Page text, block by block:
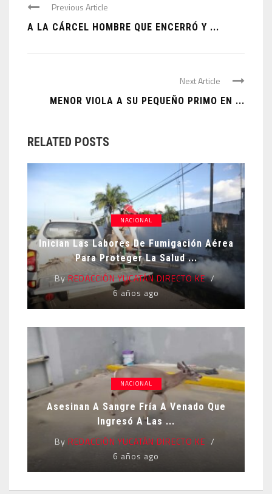
Previous Article
A LA CÁRCEL HOMBRE QUE ENCERRÓ Y ...
Next Article
MENOR VIOLA A SU PEQUEÑO PRIMO EN ...
RELATED POSTS
NACIONAL
Inician Las Labores De Fumigación Aérea
Para Proteger La Salud ...
ByREDACCIÓN YUCATÁN DIRECTO KE
6 años ago
NACIONAL
Asesinan A Sangre Fría A Venado Que
Ingresó A Las ...
By REDACCIÓN YUCATÁN DIRECTO KE
6 años ago